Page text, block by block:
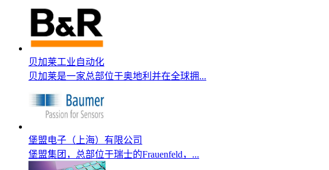
贝加莱工业自动化
贝加莱是一家总部位于奥地利并在全球拥...
堡盟电子（上海）有限公司
堡盟集团，总部位于瑞士的Frauenfeld，...